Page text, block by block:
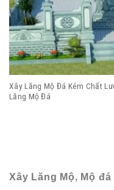
Xây Lăng Mộ Đá Kém Chất
Lăng Mộ Đá
Xây Lăng Mộ, Mộ đá